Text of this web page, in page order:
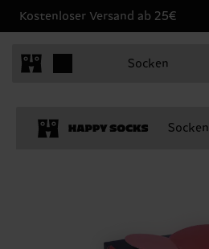
Kostenloser Versand ab 25€
Socken
Socken